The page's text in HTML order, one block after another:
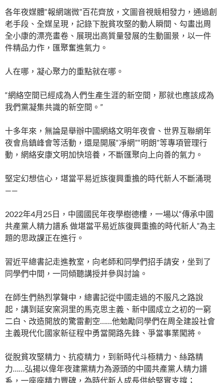
各年夜媒體“報網端微”百花齊放，文圖音視競相發力，通過創
老手段、全媒呈現，記錄下脫貧攻堅的動人瞬間、勾畫出周
全小康的漂亮畫卷、展現出高質量發展的生動圖景，以一件
件精品力作，匯聚奮進氣力。
人在哪，凝心聚力的重點就在哪。
“網絡空間已經成為人們生產生涯的新空間，那就也應該成為
我們黨凝集共識的新空間。”
十多年來，無論是舉辦中國網絡文明年夜會、世界互聯網年
夜會烏鎮峰會等活動，還是開展“凈網”“明朗”等專項管理行
動，網絡安康文明加快培養，不斷匯聚向上向善的氣力。
堅定幻想信心，堪當平易近族復興重擔的時代新人不斷涌現
——
2022年4月25日，中國國民年夜學樹德樓，一場以“傳承中國
共產黨人精力譜系 做堪當平易近族復興重擔的時代新人”為主
題的思政課正在進行。
習近平總書記走進教室，向老師和同學們招手請安，坐到了
同學們中間，一同傾聽講授并參與討論。
在師生們熱烈掌聲中，總書記從中國走過的不服凡之路說
起，講到延安窯洞里的馬克思主義、新中國成立之初的一窮
二白、改造開放的驚雷劃空……他勉勵同學們在周全建設社會
主義現代化國家新征程中勇當開路先鋒、爭當事業闖將。
從脫貧攻堅精力、抗疫精力，到新時代斗極精力、絲路精
力……弘揚以偉年夜建黨精力為源頭的中國共產黨人精力譜
系，一座座精力豐碑，為時代新人成長供給堅實支撐；